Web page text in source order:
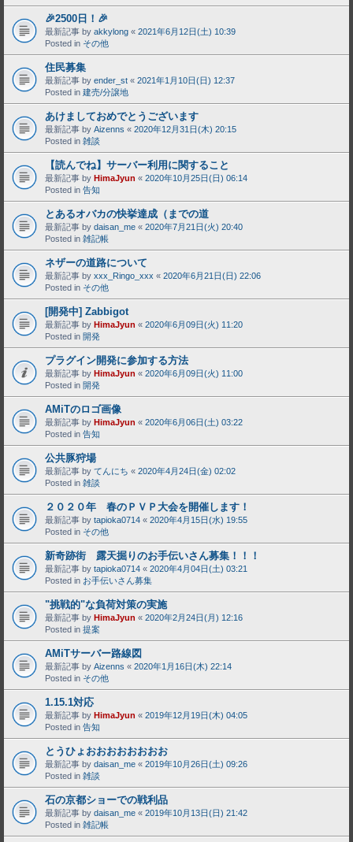
🎉2500日！🎉
最新記事 by akkylong « 2021年6月12日(土) 10:39
Posted in その他
住民募集
最新記事 by ender_st « 2021年1月10日(日) 12:37
Posted in 建売/分譲地
あけましておめでとうございます
最新記事 by Aizenns « 2020年12月31日(木) 20:15
Posted in 雑談
【読んでね】サーバー利用に関すること
最新記事 by HimaJyun « 2020年10月25日(日) 06:14
Posted in 告知
とあるオバカの快挙達成（までの道
最新記事 by daisan_me « 2020年7月21日(火) 20:40
Posted in 雑記帳
ネザーの道路について
最新記事 by xxx_Ringo_xxx « 2020年6月21日(日) 22:06
Posted in その他
[開発中] Zabbigot
最新記事 by HimaJyun « 2020年6月09日(火) 11:20
Posted in 開発
プラグイン開発に参加する方法
最新記事 by HimaJyun « 2020年6月09日(火) 11:00
Posted in 開発
AMiTのロゴ画像
最新記事 by HimaJyun « 2020年6月06日(土) 03:22
Posted in 告知
公共豚狩場
最新記事 by てんにち « 2020年4月24日(金) 02:02
Posted in 雑談
２０２０年 春のＰＶＰ大会を開催します！
最新記事 by tapioka0714 « 2020年4月15日(水) 19:55
Posted in その他
新奇跡街 露天掘りのお手伝いさん募集！！！
最新記事 by tapioka0714 « 2020年4月04日(土) 03:21
Posted in お手伝いさん募集
"挑戦的"な負荷対策の実施
最新記事 by HimaJyun « 2020年2月24日(月) 12:16
Posted in 提案
AMiTサーバー路線図
最新記事 by Aizenns « 2020年1月16日(木) 22:14
Posted in その他
1.15.1対応
最新記事 by HimaJyun « 2019年12月19日(木) 04:05
Posted in 告知
とうひょおおおおおおおお
最新記事 by daisan_me « 2019年10月26日(土) 09:26
Posted in 雑談
石の京都ショーでの戦利品
最新記事 by daisan_me « 2019年10月13日(日) 21:42
Posted in 雑記帳